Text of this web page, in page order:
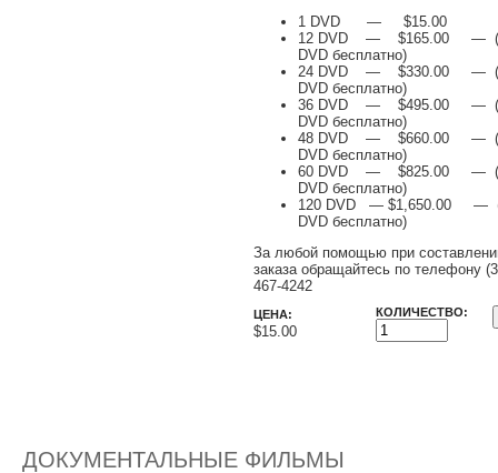
1 DVD — $15.00
12 DVD — $165.00 —
DVD бесплатно)
24 DVD — $330.00 —
DVD бесплатно)
36 DVD — $495.00 —
DVD бесплатно)
48 DVD — $660.00 —
DVD бесплатно)
60 DVD — $825.00 —
DVD бесплатно)
120 DVD — $1,650.00 —
DVD бесплатно)
За любой помощью при
заказа обращайтесь по телефону
467-4242
ЦЕНА:
$15.00
КОЛИЧЕСТВО:
ДОКУМЕНТАЛЬНЫЕ ФИЛЬМЫ